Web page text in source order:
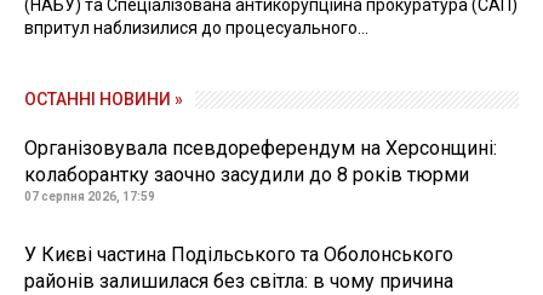
(НАБУ) та Спеціалізована антикорупційна прокуратура (САП)
впритул наблизилися до процесуального...
ОСТАННІ НОВИНИ »
Організовувала псевдореферендум на Херсонщині:
колаборантку заочно засудили до 8 років тюрми
07 серпня 2026, 17:59
У Києві частина Подільського та Оболонського
районів залишилася без світла: в чому причина